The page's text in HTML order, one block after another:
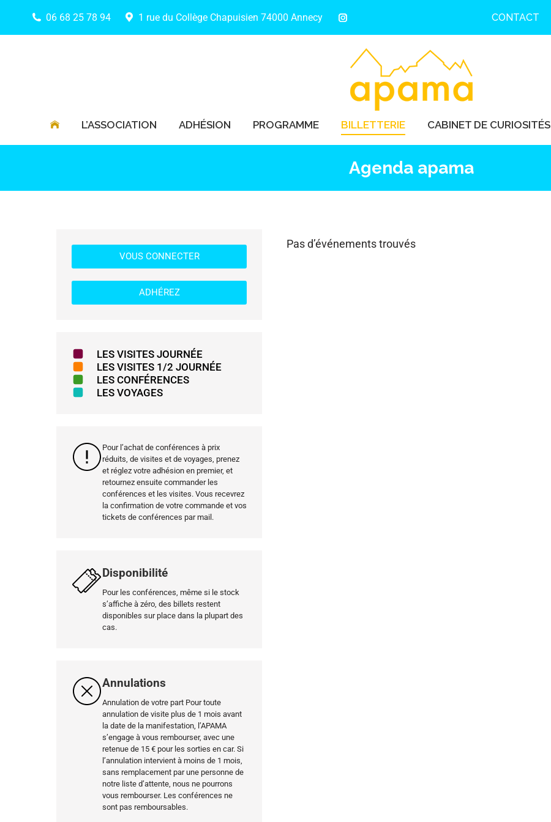
06 68 25 78 94 1 rue du Collège Chapuisien 74000 Annecy CONTACT
L’ASSOCIATION ADHÉSION PROGRAMME BILLETTERIE CABINET DE CURIOSITÉS
Agenda apama
VOUS CONNECTER
ADHÉREZ
LES VISITES JOURNÉE
LES VISITES 1/2 JOURNÉE
LES CONFÉRENCES
LES VOYAGES
Pour l’achat de conférences à prix
réduits, de visites et de voyages, prenez
et réglez votre adhésion en premier, et
retournez ensuite commander les
conférences et les visites. Vous recevrez
la confirmation de votre commande et vos
tickets de conférences par mail.
Disponibilité
Pour les conférences, même si le stock
s’affiche à zéro, des billets restent
disponibles sur place dans la plupart des
cas.
Annulations
Annulation de votre part Pour toute
annulation de visite plus de 1 mois avant
la date de la manifestation, l’APAMA
s’engage à vous rembourser, avec une
retenue de 15 € pour les sorties en car. Si
l’annulation intervient à moins de 1 mois,
sans remplacement par une personne de
notre liste d’attente, nous ne pourrons
vous rembourser. Les conférences ne
sont pas remboursables.
Pas d’événements trouvés
L’ASSOCIATION ADHÉSION PROGRAMME BILLETTERIE CABINET DE CURIOSITÉS